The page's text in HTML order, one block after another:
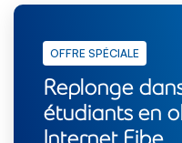
OFFRE SPÉCIALE
Replonge
étudiants en